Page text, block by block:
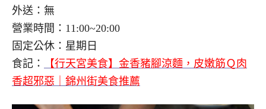
外送：無
營業時間：11:00~20:00
固定公休：星期日
食記：
【行天宮美食】金香豬腳涼麵，皮嫩筋Ｑ肉
香超邪惡｜錦州街美食推薦